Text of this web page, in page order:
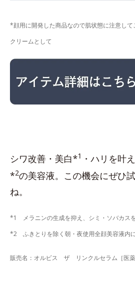
*顔用に開発した商品なので肌状態に注意し
クリームとして
シワ改善・美白*1 ・ハリを叶
*2の美容液。この機会にぜひ
ね。
*1 メラニンの生成を抑え、シミ・ソバカス
*2 ふきとりを除く朝・夜使用全顔美容液内
販売名：オルビス ザ リンクルセラム［医